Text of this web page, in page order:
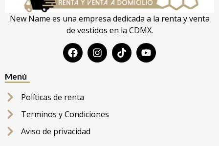
New Name es una empresa dedicada a la renta y venta
de vestidos en la CDMX.
Menú
Políticas de renta
Terminos y Condiciones
Aviso de privacidad